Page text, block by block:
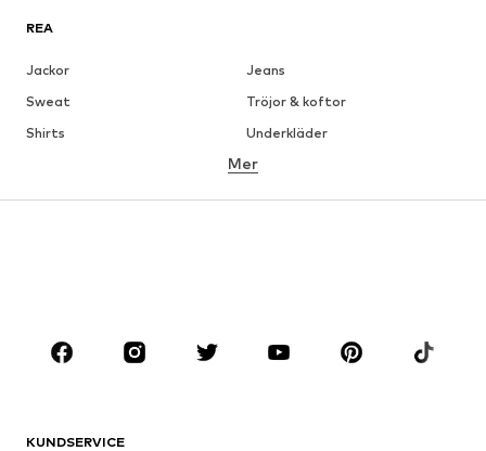
REA
Jackor
Jeans
Sweat
Tröjor & koftor
Shirts
Underkläder
Skjortor
KLÄDER
Jackor
Mer
KUNDSERVICE